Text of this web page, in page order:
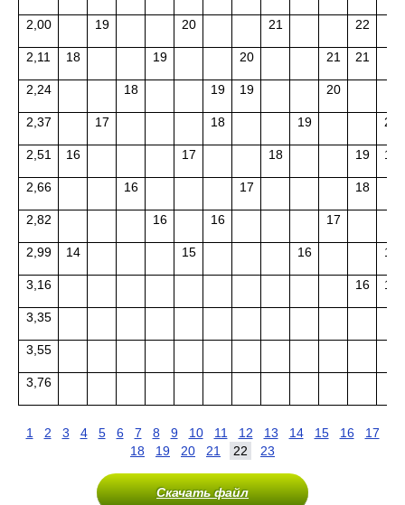
2,00 19 20 21 22
2,11 18 19 20 21 21
2,24 18 19 19 20
2,37 17 18 19 20
2,51 16 17 18 19 19
2,66 16 17 18
2,82 16 16 17
2,99 14 15 16 17
3,16 16 16
3,35
3,55
3,76
1 2 3 4 5 6 7 8 9 10 11 12 13 14 15 16
17
18
19 20 21 22 23
Скачать файл